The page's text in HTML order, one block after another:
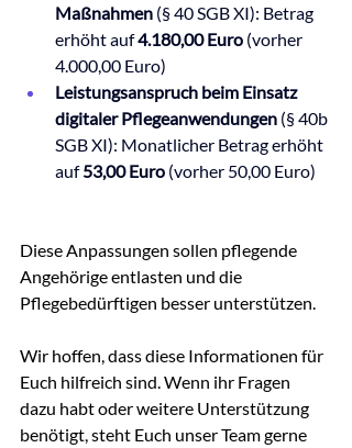
Maßnahmen (§ 40 SGB XI): Betrag
erhöht auf 4.180,00 Euro (vorher
4.000,00 Euro)
Leistungsanspruch beim Einsatz
digitaler Pflegeanwendungen (§ 40b
SGB XI): Monatlicher Betrag erhöht
auf 53,00 Euro (vorher 50,00 Euro)
Diese Anpassungen sollen pflegende
Angehörige entlasten und die
Pflegebedürftigen besser unterstützen.
Wir hoffen, dass diese Informationen für
Euch hilfreich sind. Wenn ihr Fragen
dazu habt oder weitere Unterstützung
benötigt, steht Euch unser Team gerne